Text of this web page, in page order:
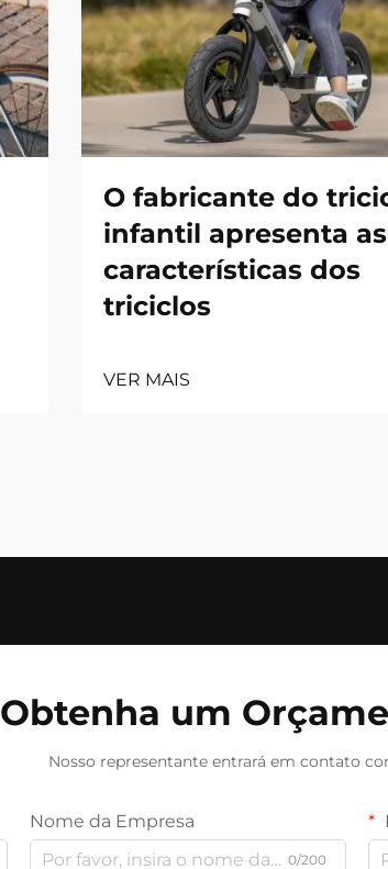
O fabricante do
infantil apresenta as
características dos
triciclos
VER MAIS
Obtenha um
Nosso representante entrará em contato
Nome da Empresa
0/200